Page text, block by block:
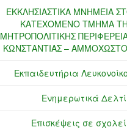
ΕΚΚΛΗΣΙΑΣΤΙΚΑ ΜΝΗΜΕΙΑ
ΚΑΤΕΧΟΜΕΝΟ ΤΜΗΜΑ
ΜΗΤΡΟΠΟΛΙΤΙΚΗΣ
ΚΩΝΣΤΑΝΤΙΑΣ –
Εκπαιδευτήρια
Ενημερωτικά
Επισκέψεις σε